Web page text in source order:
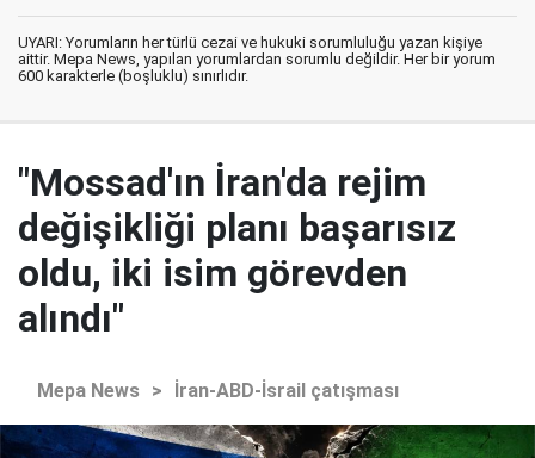
UYARI: Yorumların her türlü cezai ve hukuki sorumluluğu yazan kişiye
aittir. Mepa News, yapılan yorumlardan sorumlu değildir. Her bir yorum
600 karakterle (boşluklu) sınırlıdır.
"Mossad'ın İran'da rejim
değişikliği planı başarısız
oldu, iki isim görevden
alındı"
Mepa News > İran-ABD-İsrail çatışması